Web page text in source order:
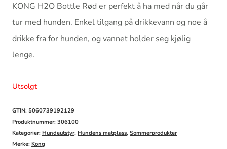
KONG H2O Bottle Rød er perfekt å ha med når du går
tur med hunden. Enkel tilgang på drikkevann og noe å
drikke fra for hunden, og vannet holder seg kjølig
lenge.
Utsolgt
GTIN: 5060739192129
Produktnummer: 306100
Kategorier: Hundeutstyr, Hundens matplass, Sommerprodukter
Merke: Kong